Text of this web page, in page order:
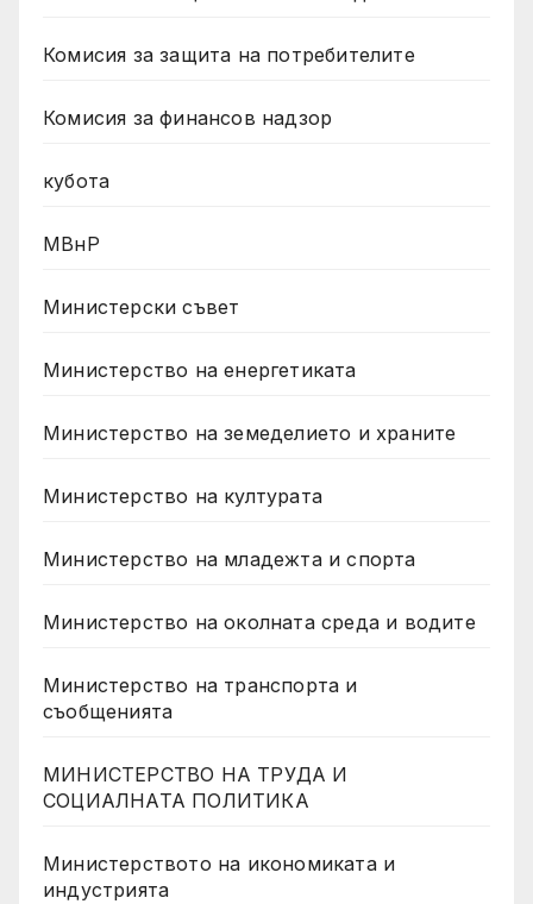
Комисия за защита на потребителите
Комисия за финансов надзор
кубота
МВнР
Министерски съвет
Министерство на енергетиката
Министерство на земеделието и храните
Министерство на културата
Министерство на младежта и спорта
Министерство на околната среда и водите
Министерство на транспорта и
съобщенията
МИНИСТЕРСТВО НА ТРУДА И
СОЦИАЛНАТА ПОЛИТИКА
Министерството на икономиката и
индустрията